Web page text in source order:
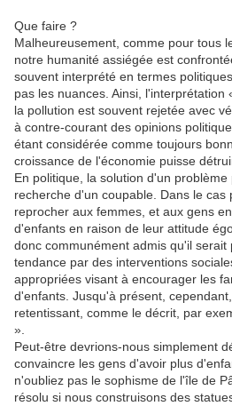
Que faire ?
Malheureusement, comme pour tous
notre humanité assiégée est
souvent interprété en termes
pas les nuances. Ainsi, l'interprétation
la pollution est souvent rejetée avec
à contre-courant des opinions
étant considérée comme toujours
croissance de l'économie puisse
En politique, la solution d'un
recherche d'un coupable. Dans le cas
reprocher aux femmes, et aux gens
d'enfants en raison de leur attitude
donc communément admis qu'il serait
tendance par des interventions
appropriées visant à encourager les
d'enfants. Jusqu'à présent,
retentissant, comme le décrit, par
».
Peut-être devrions-nous simplement
convaincre les gens d'avoir plus
n'oubliez pas le sophisme de l'île de
résolu si nous construisons des